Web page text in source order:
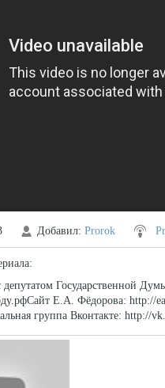
Добавил: Prorok
:
депутатом Государственной
Е.А. Фёдорова: http://
группа Вконтакте: http://